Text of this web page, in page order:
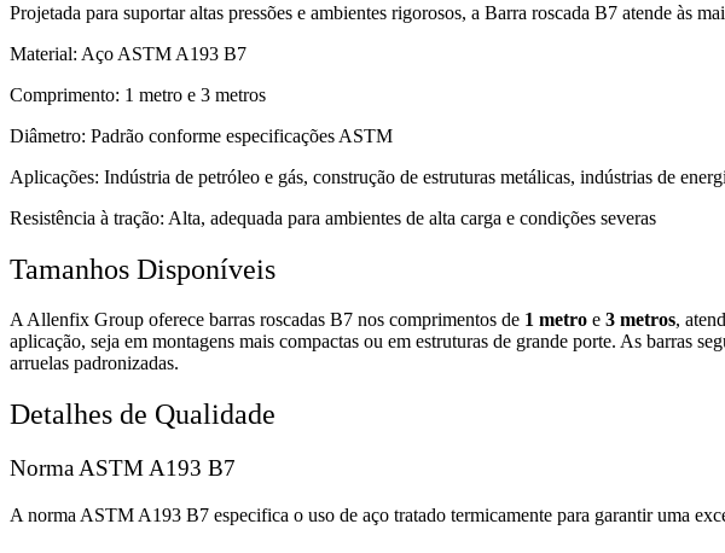
Projetada para suportar altas pressões e ambientes rigorosos, a Barra roscada B7 atende às
Material: Aço ASTM A193 B7
Comprimento: 1 metro e 3 metros
Diâmetro: Padrão conforme especificações ASTM
Aplicações: Indústria de petróleo e gás, construção de estruturas metálicas, indústrias de
Resistência à tração: Alta, adequada para ambientes de alta carga e condições severas
Tamanhos Disponíveis
A Allenfix Group oferece barras roscadas B7 nos comprimentos de 1 metro e 3 metros,
aplicação, seja em montagens mais compactas ou em estruturas de grande porte. As barras
arruelas padronizadas.
Detalhes de Qualidade
Norma ASTM A193 B7
A norma ASTM A193 B7 especifica o uso de aço tratado termicamente para garantir uma